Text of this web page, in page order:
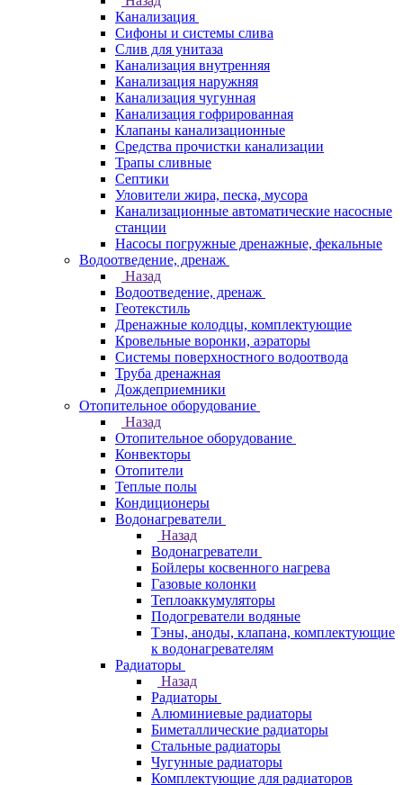
Канализация
Сифоны и системы слива
Слив для унитаза
Канализация внутренняя
Канализация наружняя
Канализация чугунная
Канализация гофрированная
Клапаны канализационные
Средства прочистки канализации
Трапы сливные
Септики
Уловители жира, песка, мусора
Канализационные автоматические насосные
станции
Насосы погружные дренажные, фекальные
Водоотведение, дренаж
Назад
Водоотведение, дренаж
Геотекстиль
Дренажные колодцы, комплектующие
Кровельные воронки, аэраторы
Системы поверхностного водоотвода
Труба дренажная
Дождеприемники
Отопительное оборудование
Назад
Отопительное оборудование
Конвекторы
Отопители
Теплые полы
Кондиционеры
Водонагреватели
Назад
Водонагреватели
Бойлеры косвенного нагрева
Газовые колонки
Теплоаккумуляторы
Подогреватели водяные
Тэны, аноды, клапана, комплектующие
к водонагревателям
Радиаторы
Назад
Радиаторы
Алюминиевые радиаторы
Биметаллические радиаторы
Стальные радиаторы
Чугунные радиаторы
Комплектующие для радиаторов